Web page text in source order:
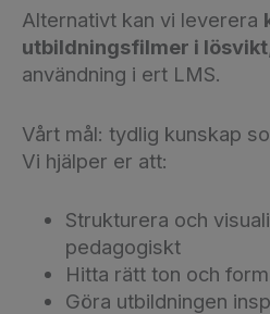
Alternativt kan vi leverera
utbildningsfilmer i lösvikt
användning i ert LMS.
Vårt mål: tydlig kunskap
Vi hjälper er att:
Strukturera och
pedagogiskt
Hitta rätt ton och
Göra utbildningen